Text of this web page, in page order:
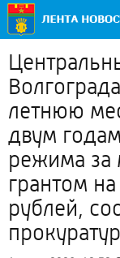
летнюю
двум
режима за
грантом
рублей,